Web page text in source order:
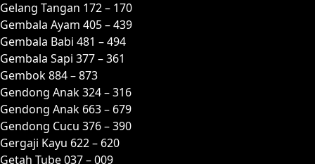
Gelang Tangan 172 – 170
Gembala Ayam 405 – 439
Gembala Babi 481 – 494
Gembala Sapi 377 – 361
Gembok 884 – 873
Gendong Anak 324 – 316
Gendong Anak 663 – 679
Gendong Cucu 376 – 390
Gergaji Kayu 622 – 620
Getah Tube 037 – 009